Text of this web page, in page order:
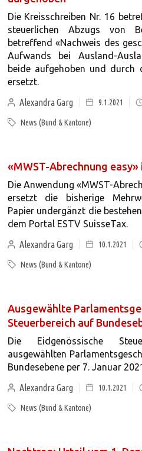
Die Kreisschreiben Nr. 16
steuerlichen Abzugs von
betreffend «Nachweis des
Aufwands bei Ausland-
beide aufgehoben und durch
ersetzt.
Alexandra Garg
9.1.2021
News (Bund & Kantone)
«MWST-Abrechnung
Die Anwendung «MWST-
ersetzt die bisherige
Papier undergänzt die
dem Portal ESTV SuisseTax.
Alexandra Garg
10.1.2021
News (Bund & Kantone)
Ausgewählte
Steuerbereich auf
Die Eidgenössische
ausgewählten
Bundesebene per 7. Januar
Alexandra Garg
10.1.2021
News (Bund & Kantone)